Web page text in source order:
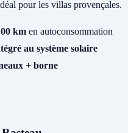
pour les villas provençales.
km en autoconsommation
au système solaire
+ borne